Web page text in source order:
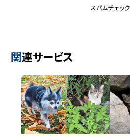
スパムチェック
関連サービス